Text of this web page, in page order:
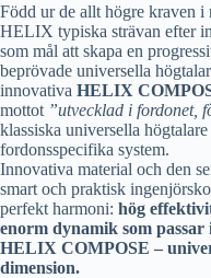
Född ur de allt högre kraven
HELIX typiska strävan efter
som mål att skapa en
beprövade universella
innovativa HELIX
mottot ”utvecklad i fordonet,
klassiska universella
fordonsspecifika system.
Innovativa material och den
smart och praktisk
perfekt harmoni: hög
enorm dynamik som
HELIX COMPOSE –
dimension.